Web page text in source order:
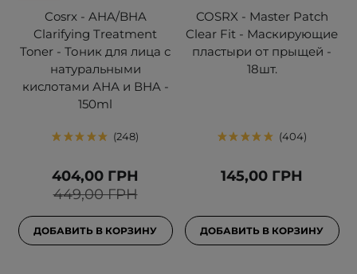
Cosrx - AHA/BHA
Clarifying Treatment
Toner - Тоник для лица с
натуральными
кислотами АНА и ВНA -
150ml
248
449,00 ГРН
404,00 ГРН
ДОБАВИТЬ В КОРЗИНУ
COSRX - Master Patch
Clear Fit - Маскирующие
пластыри от прыщей -
18шт.
404
145,00 ГРН
ДОБАВИТЬ В КОРЗИНУ